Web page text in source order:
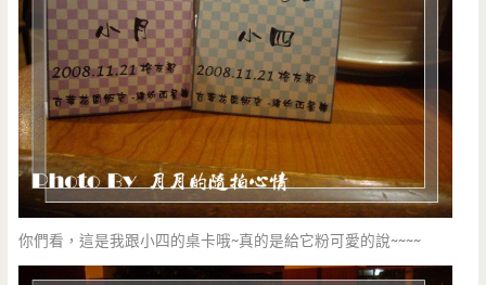
你們看，這是我跟小四的桌卡哦~真的是給它粉可愛的說~~~~